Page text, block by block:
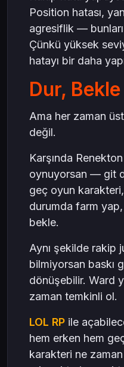
Position hatası,
agresiflik — bunları
Çünkü yüksek
hatayı bir daha
Dur, Bekle
Ama her zaman
değil.
Karşında
oynuyorsan — git
geç oyun
durumda farm
bekle.
Aynı şekilde rakip
bilmiyorsan baskı
dönüşebilir. Ward
zaman temkinli ol.
LOL RP ile
hem erken hem
karakteri ne